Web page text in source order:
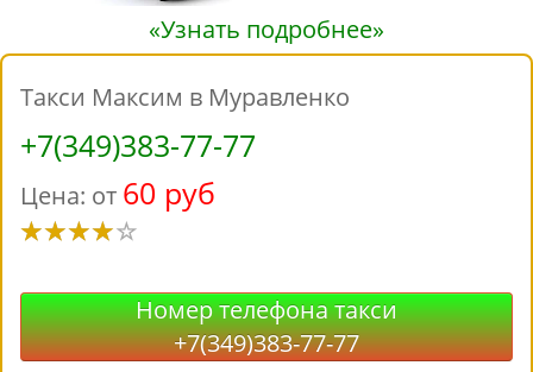
«Узнать подробнее»
Такси Максим в Муравленко
+7(349)383-77-77
Цена: от 60 руб
Номер телефона такси
+7(349)383-77-77